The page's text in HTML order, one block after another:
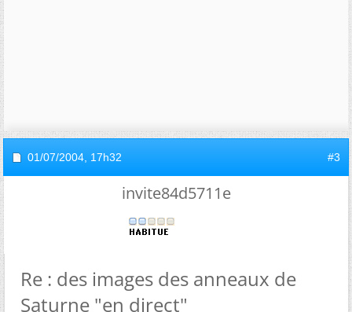
01/07/2004, 17h32 #3
invite84d5711e
Re : des images des anneaux de
Saturne "en direct"